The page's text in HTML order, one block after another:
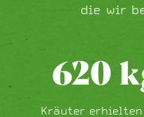
die wir
620
Kräuter erhielten